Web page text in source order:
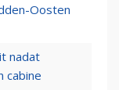
Oosten
nadat
cabine